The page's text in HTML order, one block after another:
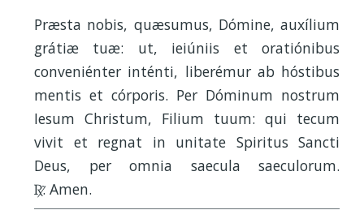
Præsta nobis, quæsumus, Dómine, auxílium
grátiæ tuæ: ut, ieiúniis et oratiónibus
conveniénter inténti, liberémur ab hóstibus
mentis et córporis. Per Dóminum nostrum
Iesum Christum, Filium tuum: qui tecum
vivit et regnat in unitate Spiritus Sancti
Deus, per omnia saecula saeculorum.
R. Amen.